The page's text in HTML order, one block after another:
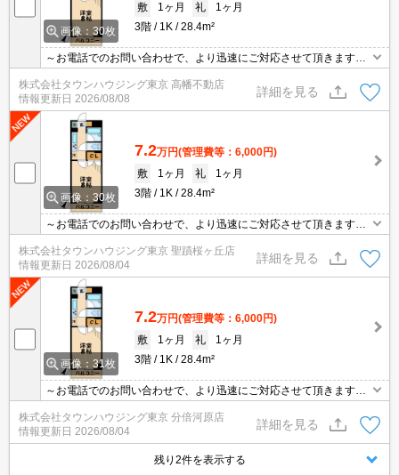
画像：30枚
敷
1ヶ月 礼
1ヶ月
3階
1K 28.4m²
～お電話でのお問い合わせで、より迅速にご対応させて頂きます～
地域密着タウンハウジングまで～
株式会社タウンハウジング東京 高幡不動店
情報更新日 2026/08/08
詳細を見る
画像：30枚
7.2万円(管理費等：6,000円)
敷
1ヶ月 礼
1ヶ月
3階
1K 28.4m²
～お電話でのお問い合わせで、より迅速にご対応させて頂きます～
地域密着タウンハウジングまで～
株式会社タウンハウジング東京 聖蹟桜ヶ丘店
情報更新日 2026/08/04
詳細を見る
画像：31枚
7.2万円(管理費等：6,000円)
敷
1ヶ月 礼
1ヶ月
3階
1K 28.4m²
～お電話でのお問い合わせで、より迅速にご対応させて頂きます～
地域密着タウンハウジングまで～
株式会社タウンハウジング東京 分倍河原店
情報更新日 2026/08/04
詳細を見る
残り2件を表示する